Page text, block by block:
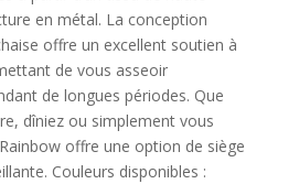
en métal. La conception
offre un excellent soutien à
de vous asseoir
de longues périodes. Que
dîniez ou simplement vous
offre une option de siège
Couleurs disponibles :